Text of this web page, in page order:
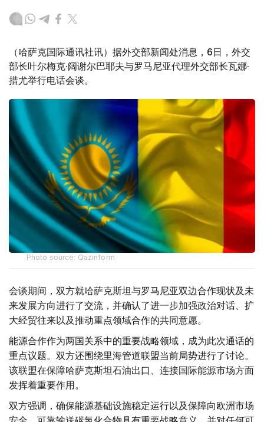
（哈萨克国际通讯社讯）据外交部新闻处消息，6日，外交
部长叶尔梅克·阔谢尔巴耶夫与罗马尼亚代理外交部长瓦娜·
措尤举行电话会谈。
Photo source: Qazinform
会谈期间，双方就哈萨克斯坦与罗马尼亚双边合作现状及未
来发展方向进行了交流，并确认了进一步加强政治对话、扩
大经贸往来以及推动重点领域合作的共同意愿。
能源合作作为两国关系中的重要战略领域，成为此次通话的
重点议题。双方还围绕里海管道联盟当前局势进行了讨论。
该联盟在保障哈萨克斯坦石油出口、连接国际能源市场方面
发挥着重要作用。
双方强调，确保能源基础设施稳定运行以及保障向欧洲市场